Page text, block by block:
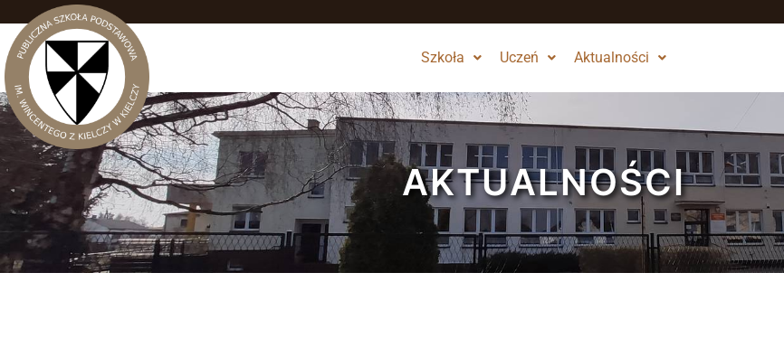
Szkoła Uczeń Aktualności
AKTUALNOŚCI